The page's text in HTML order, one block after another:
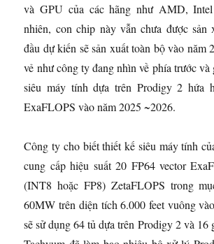
và GPU của các hãng như AMD,
nhiên, con chip này vẫn chưa được sản
đầu dự kiến ​​​​sẽ sản xuất toàn bộ vào năm
vẻ như công ty đang nhìn về phía trước
siêu máy tính dựa trên Prodigy 2 hứa
ExaFLOPS vào năm 2025 ~2026.
Công ty cho biết thiết kế siêu máy tính
cung cấp hiệu suất 20 FP64 vector
(INT8 hoặc FP8) ZetaFLOPS trong
60MW trên diện tích 6.000 feet vuông
sẽ sử dụng 64 tủ dựa trên Prodigy 2 và 16